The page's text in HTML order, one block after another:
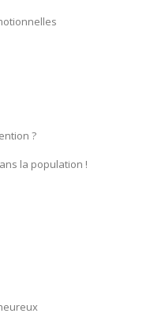
?
la population !